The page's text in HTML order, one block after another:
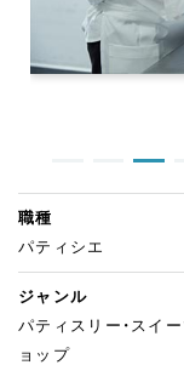
職種
パティシエ
ジャンル
パティスリー・スイ
ョップ